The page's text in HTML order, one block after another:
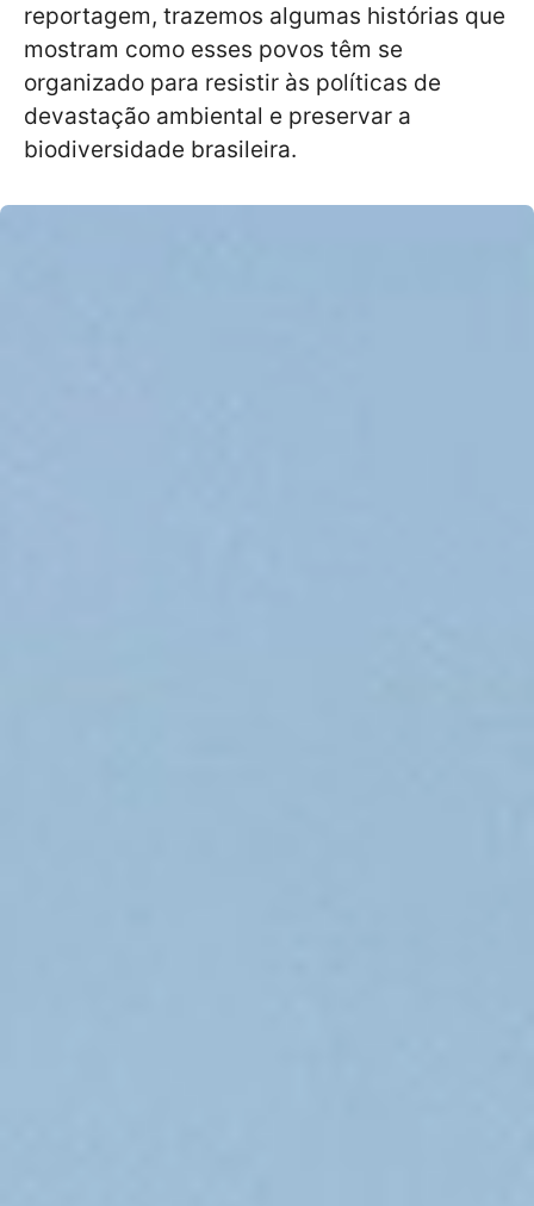
reportagem, trazemos algumas histórias que
mostram como esses povos têm se
organizado para resistir às políticas de
devastação ambiental e preservar a
biodiversidade brasileira.